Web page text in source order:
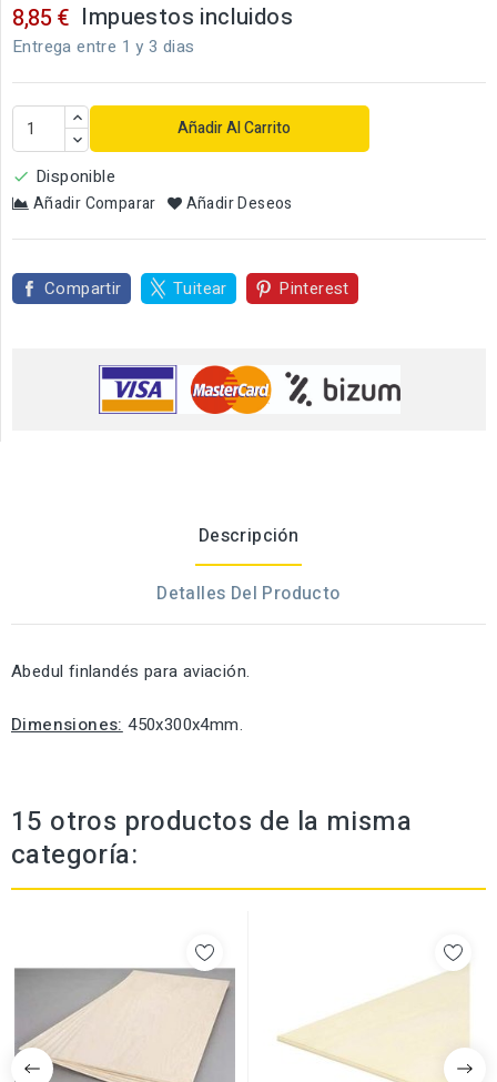
8,85 € Impuestos incluidos
Entrega entre 1 y 3 dias
Añadir Al Carrito
 Disponible
Añadir Comparar Añadir Deseos
Compartir Tuitear Pinterest
Descripción
Detalles Del Producto
Abedul finlandés para aviación.
Dimensiones: 450x300x4mm.
15 otros productos de la misma
categoría: